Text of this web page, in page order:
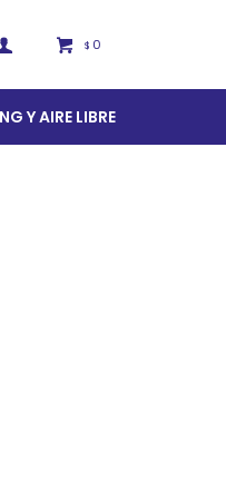
Y AIRE LIBRE
$ 0